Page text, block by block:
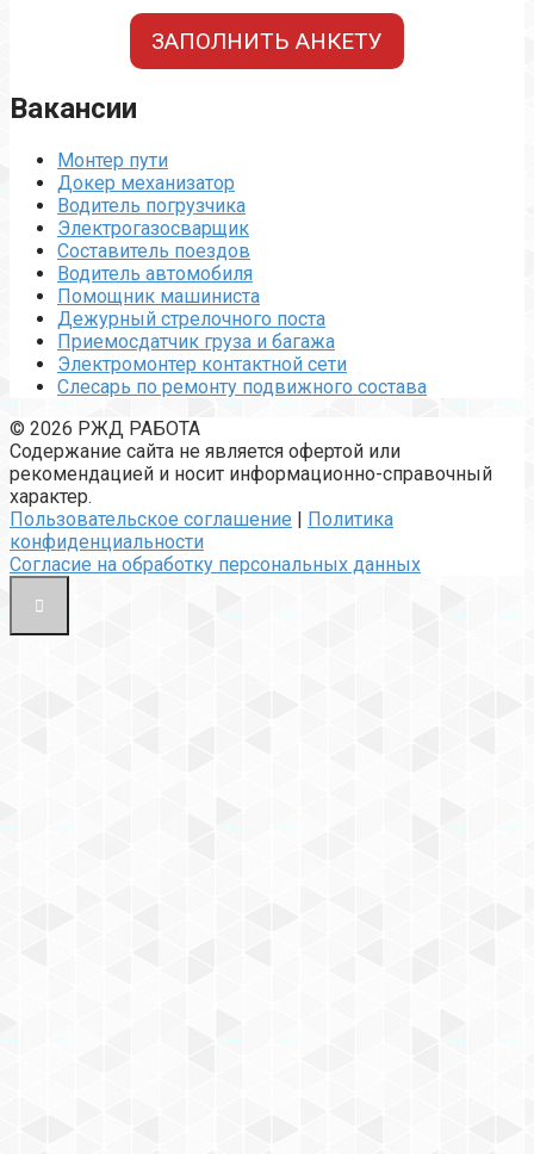
ЗАПОЛНИТЬ АНКЕТУ
Вакансии
Монтер пути
Докер механизатор
Водитель погрузчика
Электрогазосварщик
Составитель поездов
Водитель автомобиля
Помощник машиниста
Дежурный стрелочного поста
Приемосдатчик груза и багажа
Электромонтер контактной сети
Слесарь по ремонту подвижного состава
© 2026 РЖД РАБОТА
Содержание сайта не является офертой или
рекомендацией и носит информационно-справочный
характер.
Пользовательское соглашение
Политика
конфиденциальности
Согласие на обработку персональных данных